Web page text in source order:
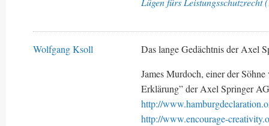
Wolfgang Ksoll
Das lange Gedächtnis der Axel
James Murdoch, einer der
Erklärung” der Axel Springer
http://
http://www.encourage-